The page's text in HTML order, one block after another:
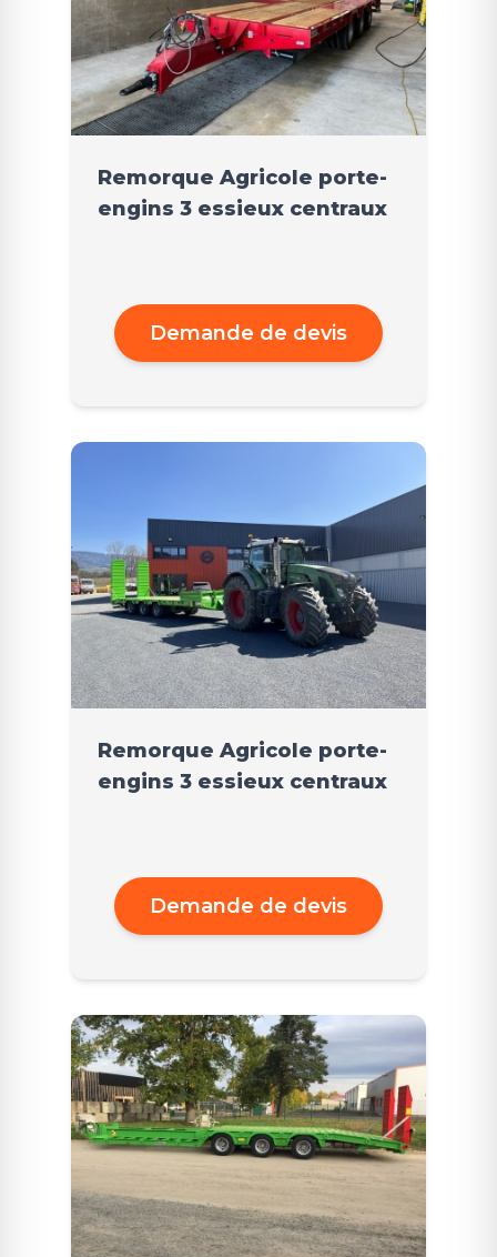
Remorque Agricole porte-
engins 3 essieux centraux
Demande de devis
Remorque Agricole porte-
engins 3 essieux centraux
Demande de devis